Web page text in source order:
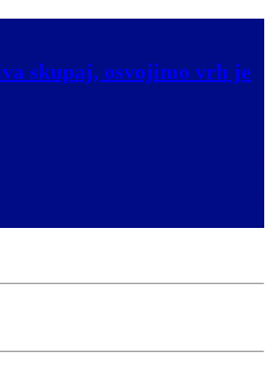
skupaj, osvojimo vrh je